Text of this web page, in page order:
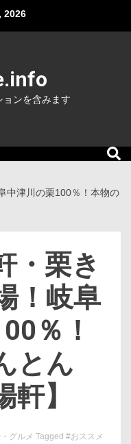
2026
ョンを含みます
中津川の栗100％！本物の
・栗き
！岐阜
％！
とん
軒】
グルメ Tagged #おススメ